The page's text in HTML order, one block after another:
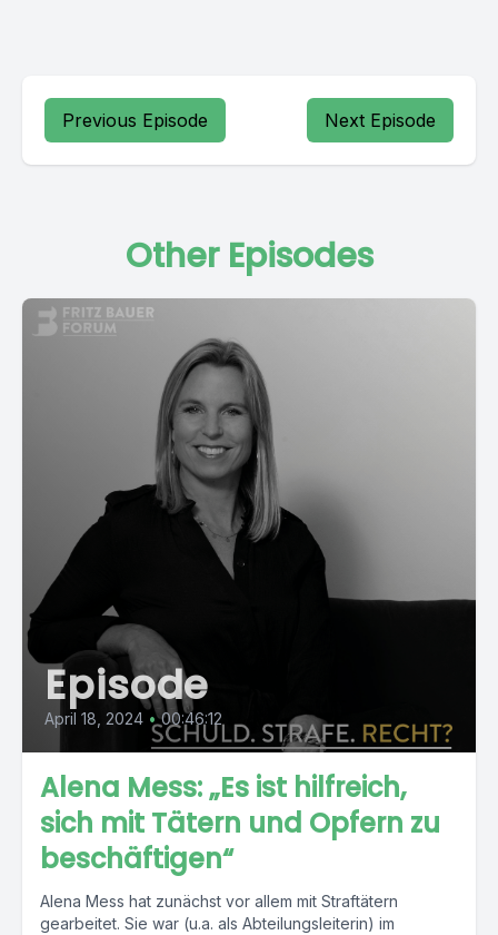
Previous Episode Next Episode
Other Episodes
Episode
April 18, 2024 • 00:46:12
Alena Mess: „Es ist hilfreich,
sich mit Tätern und Opfern zu
beschäftigen“
Alena Mess hat zunächst vor allem mit Straftätern
gearbeitet. Sie war (u.a. als Abteilungsleiterin) im